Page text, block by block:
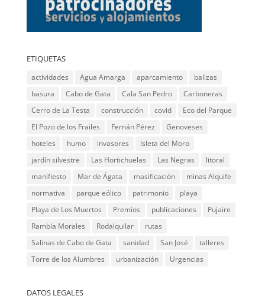
ETIQUETAS
actividades Agua Amarga aparcamiento
balizas
basura
Cabo de Gata Cala San Pedro
Carboneras
Cerro de La Testa
construcción covid
Eco del Parque
El Pozo de los Frailes
Fernán Pérez
Genoveses
hoteles
humo invasores
Isleta del Moro
jardín silvestre
Las Hortichuelas Las Negras
litoral
manifiesto
Mar de Ágata masificación
minas Alquife
normativa
parque eólico patrimonio
playa
Playa de Los Muertos
Premios publicaciones
Pujaire
Rambla Morales
Rodalquilar
rutas
Salinas de Cabo de Gata
sanidad San José
talleres
Torre de los Alumbres
urbanización Urgencias
DATOS LEGALES